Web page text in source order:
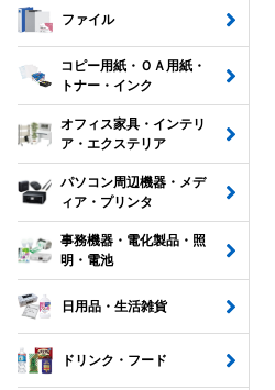
ファイル
コピー用紙・ＯＡ用紙・
トナー・インク
オフィス家具・インテリ
ア・エクステリア
パソコン周辺機器・メデ
ィア・プリンタ
事務機器・電化製品・照
明・電池
日用品・生活雑貨
ドリンク・フード